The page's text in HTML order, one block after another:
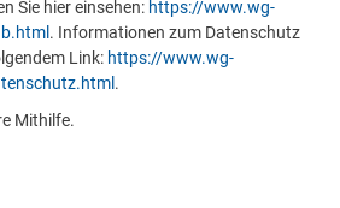
Sie hier einsehen: https://www.wg-
. Informationen zum Datenschutz
Link: https://www.wg-
.
Mithilfe.